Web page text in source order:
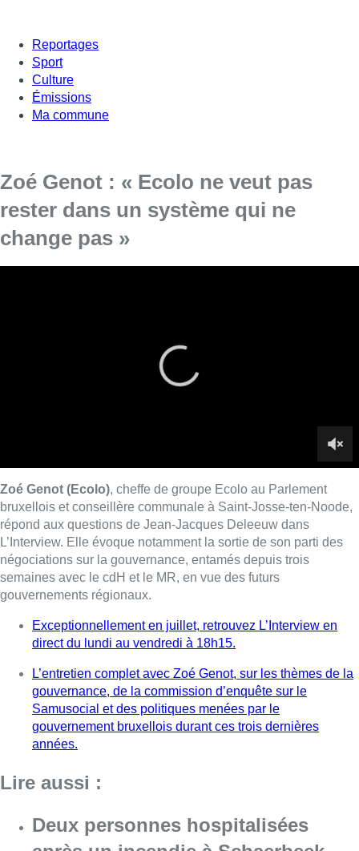
Reportages
Sport
Culture
Émissions
Ma commune
Zoé Genot : « Ecolo ne veut pas
rester dans un système qui ne
change pas »
négociations sur la gouvernance, entamés depuis trois
semaines avec le cdH et le MR, en vue des futurs
L’entretien complet avec Zoé Genot, sur les thèmes de la
Samusocial et des politiques menées par le
gouvernement bruxellois durant ces trois dernières
années.
Lire aussi :
après un incendie à Schaerbeek